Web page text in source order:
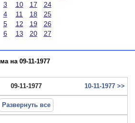
3 10 17
24
4 11 18
25
5 12 19
26
6 13 20 27
на 09-11-1977
09-11-1977 10-11-1977 >>
Развернуть все